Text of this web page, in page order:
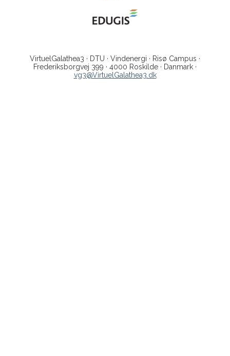
VirtuelGalathea3 · DTU · Vindenergi · Risø Campus ·
Frederiksborgvej 399 · 4000 Roskilde · Danmark ·
vg3@VirtuelGalathea3.dk